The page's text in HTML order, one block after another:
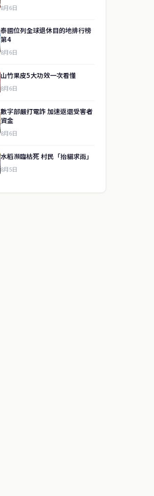
8月6日
泰國位列全球退休目的地排行榜
第4
8月6日
山竹果皮5大功效一次看懂
8月6日
數字部嚴打電詐 加速返還受害者
資金
8月6日
水稻瀕臨枯死 村民「抬貓求雨」
8月5日